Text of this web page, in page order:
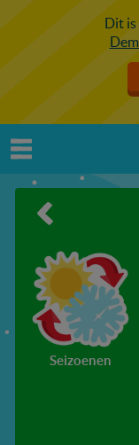
Dit is
Seizoenen